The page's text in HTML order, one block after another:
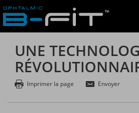
UNE
Imprimer la page Envoyer